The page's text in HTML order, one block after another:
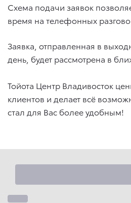
Схема подачи заявок
время на телефонных
Заявка, отправленная в
день, будет рассмотрена в
Тойота Центр Владивосток
клиентов и делает всё
стал для Вас более удобным!